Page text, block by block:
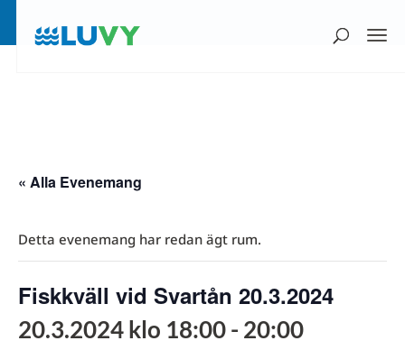
« Alla Evenemang
Detta evenemang har redan ägt rum.
Fiskkväll vid Svartån 20.3.2024
20.3.2024 klo 18:00- 20:00